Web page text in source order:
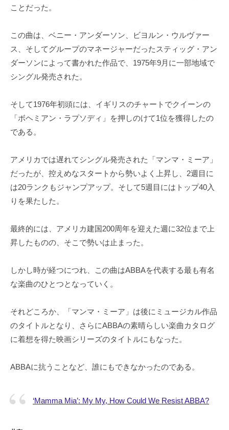
ことだった。
この曲は、ベニー・アンダーソン、ビヨルン・ウルヴァー
ス、そしてグループのマネージャーだったスティッグ・アン
ダーソンによって書かれた作品で、1975年9月に一部地域で
シングル発売された。
そして1976年初頭には、イギリスのチャートでクイーンの
「ボヘミアン・ラプソディ」を押しのけて1位を獲得したの
である。
アメリカでは遅れてシングル発売された「マンマ・ミーア」
だったが、控えめなスタートから勢いよく上昇し、2週目に
は20ランクもジャンプアップ。そして5週目にはトップ40入
りを果たした。
最終的には、アメリカ建国200周年を迎えた週に32位まで上
昇したものの、そこで勢いは止まった。
しかし時が経つにつれ、この曲はABBAを代表する最も有名
な楽曲のひとつとなっていく。
それどころか、「マンマ・ミーア」は後にミュージカル作品
のタイトルとなり、さらにABBAの素晴らしい楽曲カタログ
に着想を得た映画シリーズのタイトルにもなった。
ABBAに抗うことなど、誰にもできなかったのである。
‘Mamma Mia’: My My, How Could We Resist ABBA?